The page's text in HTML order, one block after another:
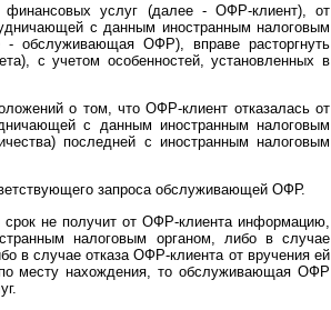
финансовых услуг (далее - ОФР-клиент), от
с данным иностранным налоговым
- обслуживающая ОФР), вправе расторгнуть
с учетом особенностей, установленных в
о том, что ОФР-клиент отказалась от
с данным иностранным налоговым
последней с иностранным налоговым
запроса обслуживающей ОФР.
срок не получит от ОФР-клиента информацию,
налоговым органом, либо в случае
в случае отказа ОФР-клиента от вручения ей
по месту нахождения, то обслуживающая ОФР